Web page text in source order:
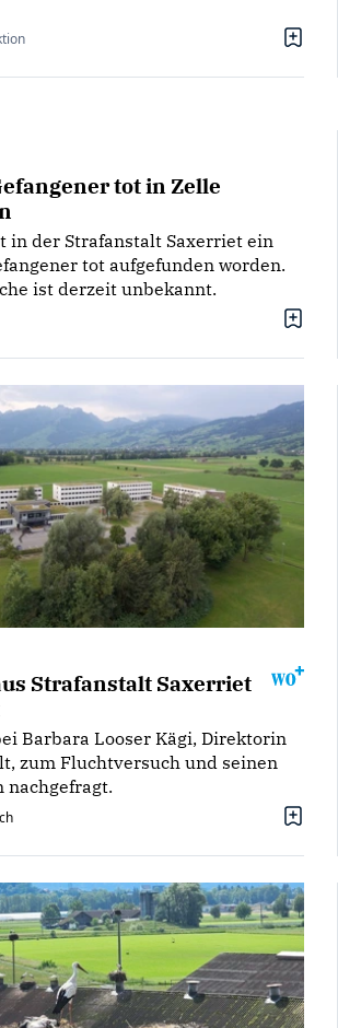
tot in Zelle
in der Strafanstalt Saxerriet ein
tot aufgefunden worden.
ist derzeit unbekannt.
Strafanstalt Saxerriet
Barbara Looser Kägi, Direktorin
zum Fluchtversuch und seinen
nachgefragt.